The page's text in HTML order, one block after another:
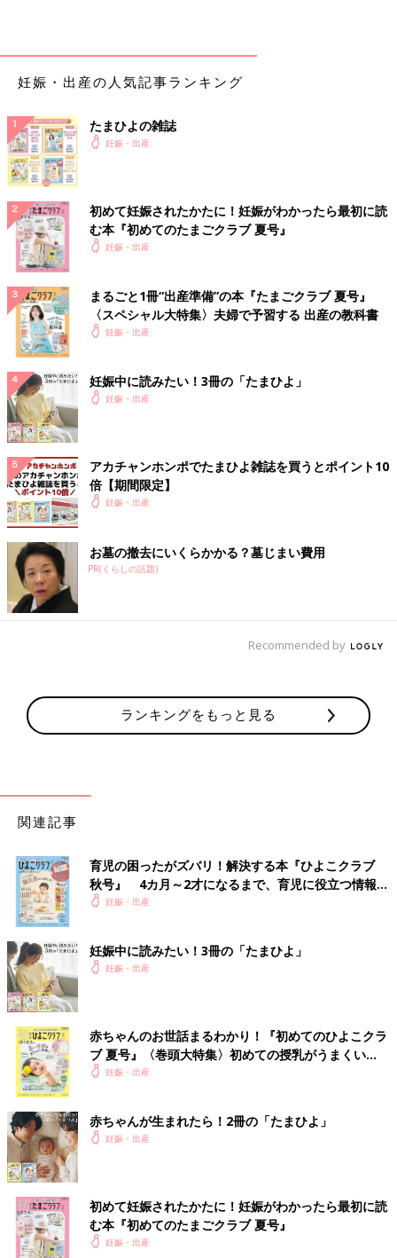
妊娠・出産の人気記事ランキング
たまひよの雑誌
妊娠・出産
初めて妊娠されたかたに！妊娠がわかったら最初に読
む本『初めてのたまごクラブ 夏号』
妊娠・出産
まるごと1冊“出産準備”の本『たまごクラブ 夏号』
〈スペシャル大特集〉夫婦で予習する 出産の教科書
妊娠・出産
妊娠中に読みたい！3冊の「たまひよ」
妊娠・出産
アカチャンホンポでたまひよ雑誌を買うとポイント10
倍【期間限定】
妊娠・出産
お墓の撤去にいくらかかる？墓じまい費用
PR(くらしの話題)
Recommended by
ランキングをもっと見る
関連記事
育児の困ったがズバリ！解決する本『ひよこクラブ
秋号』 4カ月～2才になるまで、育児に役立つ情報が
いっぱい！
妊娠・出産
妊娠中に読みたい！3冊の「たまひよ」
妊娠・出産
赤ちゃんのお世話まるわかり！『初めてのひよこクラ
ブ 夏号』〈巻頭大特集〉初めての授乳がうまくい
く！ おっぱい・ミルクの基本と夏のトラブル 解決テ
妊娠・出産
赤ちゃんが生まれたら！2冊の「たまひよ」
妊娠・出産
初めて妊娠されたかたに！妊娠がわかったら最初に読
む本『初めてのたまごクラブ 夏号』
妊娠・出産